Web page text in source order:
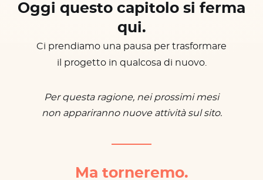
Oggi questo capitolo si ferma
qui.
Ci prendiamo una pausa per trasformare
il progetto in qualcosa di nuovo.
Per questa ragione, nei prossimi mesi
non appariranno nuove attività sul sito.
Ma torneremo.